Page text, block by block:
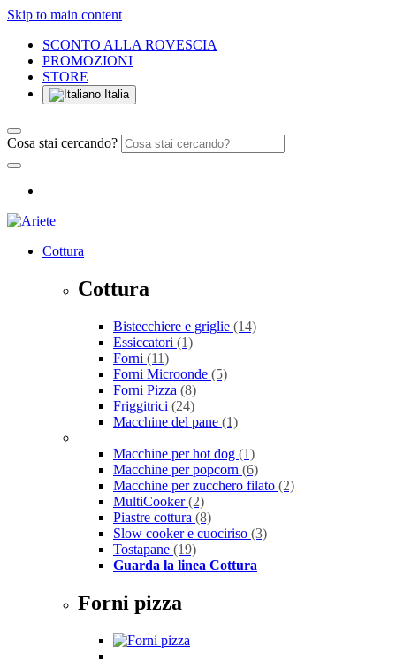
Skip to main content
SCONTO ALLA ROVESCIA
PROMOZIONI
STORE
Italia
Cosa stai cercando?
Cottura
Cottura
Bistecchiere e griglie (14)
Essiccatori (1)
Forni (11)
Forni Microonde (5)
Forni Pizza (8)
Friggitrici (24)
Macchine del pane (1)
Macchine per hot dog (1)
Macchine per popcorn (6)
Macchine per zucchero filato (2)
MultiCooker(2)
Piastre cottura (8)
Slow cooker e cuociriso (3)
Tostapane (19)
Guarda la linea Cottura
Forni pizza